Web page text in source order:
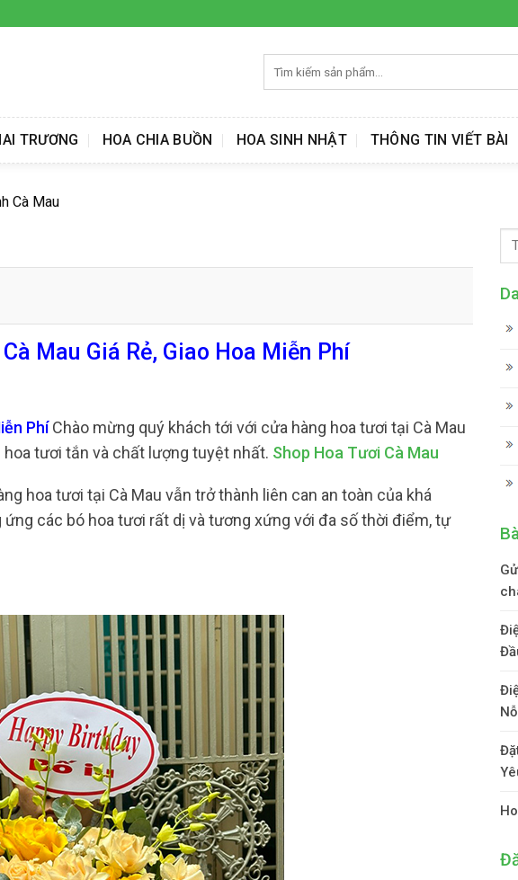
kiếm:
TRƯƠNG HOA CHIA BUỒN HOA SINH NHẬT THÔNG TIN VIẾT BÀI
Cà Mau
Mau Giá Rẻ, Giao Hoa Miễn Phí
PhíChào mừng quý khách tới với cửa hàng hoa tươi tại Cà Mau
tươi tắn và chất lượng tuyệt nhất. Shop Hoa Tươi Cà Mau
hoa tươi tại Cà Mau vẫn trở thành liên can an toàn của khá
các bó hoa tươi rất dị và tương xứng với đa số thời điểm, tự